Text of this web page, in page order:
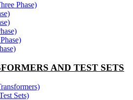
Phase)
AND TEST SETS
Sets)